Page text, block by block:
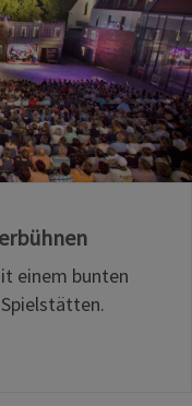
einem bunten